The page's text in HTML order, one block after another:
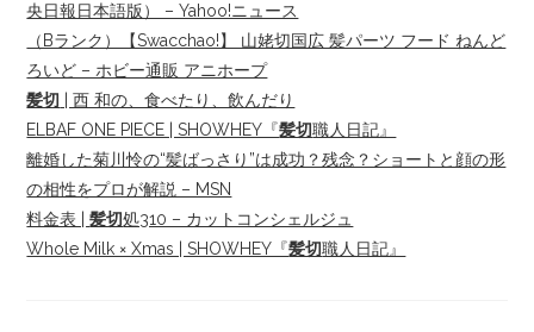
央日報日本語版） – Yahoo!ニュース
（Bランク）【Swacchao!】 山姥切国広 髪パーツ フード ねんど
ろいど – ホビー通販 アニホープ
髪切 | 西 和の、食べたり、飲んだり
ELBAF ONE PIECE | SHOWHEY『髪切職人日記』
離婚した菊川怜の“髪ばっさり”は成功？残念？ショートと顔の形
の相性をプロが解説 – MSN
料金表 |髪切処310 – カットコンシェルジュ
Whole Milk × Xmas | SHOWHEY『髪切職人日記』